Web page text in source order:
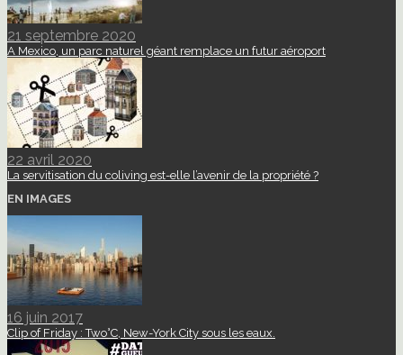
21 septembre 2020
A Mexico, un parc naturel géant remplace un futur aéroport
22 avril 2020
La servitisation du coliving est-elle l’avenir de la propriété ?
EN IMAGES
16 juin 2017
Clip of Friday : Two°C, New-York City sous les eaux.